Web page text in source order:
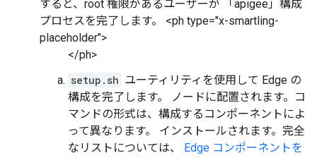
すると、root 権限があるユーザーが 「apigee」構成
プロセスを完了します。 <ph type="x-smartling-
placeholder">
</ph>
setup.sh ユーティリティを使用して Edge の
構成を完了します。 ノードに配置されます。コ
マンドの形式は、構成するコンポーネントによ
って異なります。 インストールされます。完全
なリストについては、 Edge コンポーネントを